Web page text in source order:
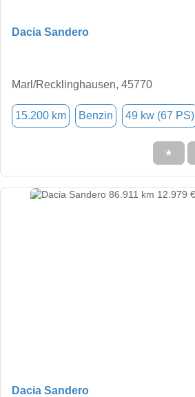
Dacia Sandero
Marl/Recklinghausen, 45770
15.200 km Benzin 49 kw (67 PS)
★
Dacia Sandero